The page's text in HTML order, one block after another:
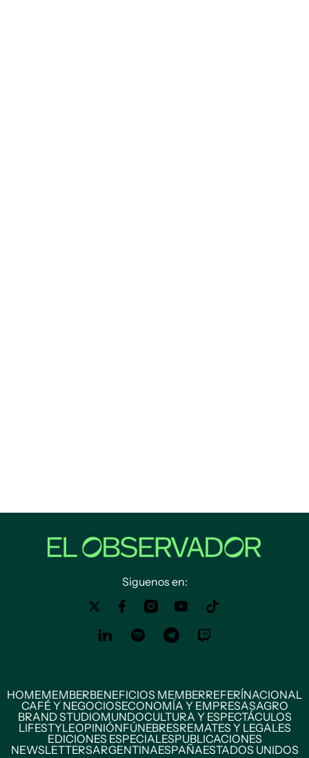
Siguenos en:
HOMEMEMBERBENEFICIOS MEMBERREFERÍNACIONAL
CAFÉ Y NEGOCIOSECONOMÍA Y EMPRESASAGRO
BRAND STUDIOMUNDOCULTURA Y ESPECTÁCULOS
LIFESTYLEOPINIÓNFÚNEBRESREMATES Y LEGALES
EDICIONES ESPECIALESPUBLICACIONES
NEWSLETTERSARGENTINAESPAÑAESTADOS UNIDOS